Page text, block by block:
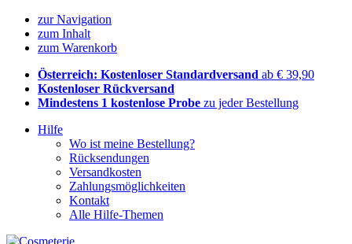
zur Navigation
zum Inhalt
zum Warenkorb
Österreich: Kostenloser Standardversand ab € 39,90
Kostenloser Rückversand
Mindestens 1 kostenlose Probe zu jeder Bestellung
Hilfe
Wo ist meine Bestellung?
Rücksendungen
Versandkosten
Zahlungsmöglichkeiten
Kontakt
Alle Hilfe-Themen